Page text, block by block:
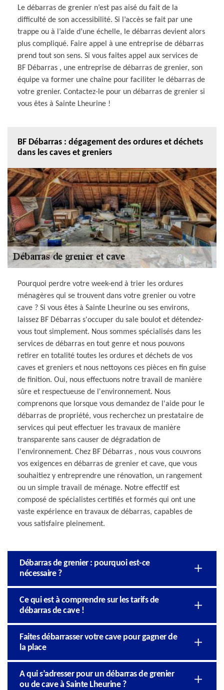
Le débarras de grenier n’est pas aisé du fait de la
difficulté de son accessibilité. Si l’accès se fait par une
trappe ou à l’aide d’une échelle, le débarras devient alors
plus compliqué. Faire appel à une entreprise de débarras
prend tout son sens. Si vous faites appel aux services de
BF Débarras , une entreprise de débarras de grenier, son
équipe va former une chaîne pour faciliter le débarras de
votre grenier. Contactez-le pour un débarras de grenier si
vous êtes à Sainte Lheurine !
BF Débarras : dégagement des ordures et déchets
dans les caves et greniers
Pourquoi perdre votre week-end à trier les ordures
ménagères qui se trouvent dans votre grenier ou votre
cave ? Si vous êtes à Sainte Lheurine ou ses environs,
laissez BF Débarras s'occuper du sale boulot et détendez-
vous tout simplement. Nous sommes spécialisés dans les
services de débarras en tout genre et nous pouvons
retirer en totalité toutes les ordures et déchets de vos
caves et greniers et nous nettoyons ces pièces en fin guise
de finition. Oui, nous effectuons notre travail de manière
sûre et respectueuse de l'environnement. Nous
comprenons que lorsque vous demandez de l'aide pour le
débarras de propriété, vous recherchez un prestataire de
services qui peut effectuer les travaux de manière
transparente sans causer de dégradation de
l'environnement. Chez BF Débarras , nous vous couvrons
vos exigences en débarras de grenier et cave, que vous
souhaitiez y entreprendre une rénovation, un rangement
ou un simple travail de ménage. Notre effectif est
composé de spécialistes certifiés et formés qui ont une
vaste expérience en travaux de débarras, capables de
vous satisfaire pleinement.
Débarras de grenier : pourquoi est-ce
nécessaire ?
Ce qui est à comprendre sur les tarifs de
débarras de cave !
Faites débarrasser votre cave pour gagner de
la place
A qui s’adresser pour un débarras de grenier
ou de cave à Sainte Lheurine ?